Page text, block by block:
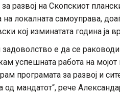
развој на Скопскиот
локалната самоуправа,
кој изминатата година ја
е да се
успешната работа на
програмата за развој и
од мандатот“, рече